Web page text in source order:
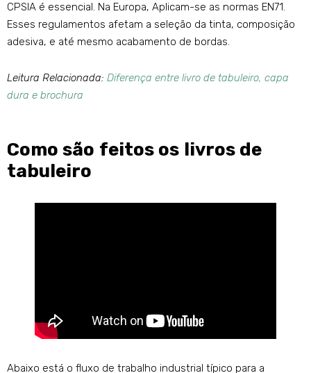
CPSIA é essencial. Na Europa, Aplicam-se as normas EN71.
Esses regulamentos afetam a seleção da tinta, composição
adesiva, e até mesmo acabamento de bordas.
Leitura Relacionada: Diferença entre livro de tabuleiro, capa
dura e brochura
Como são feitos os livros de
tabuleiro
Abaixo está o fluxo de trabalho industrial típico para a